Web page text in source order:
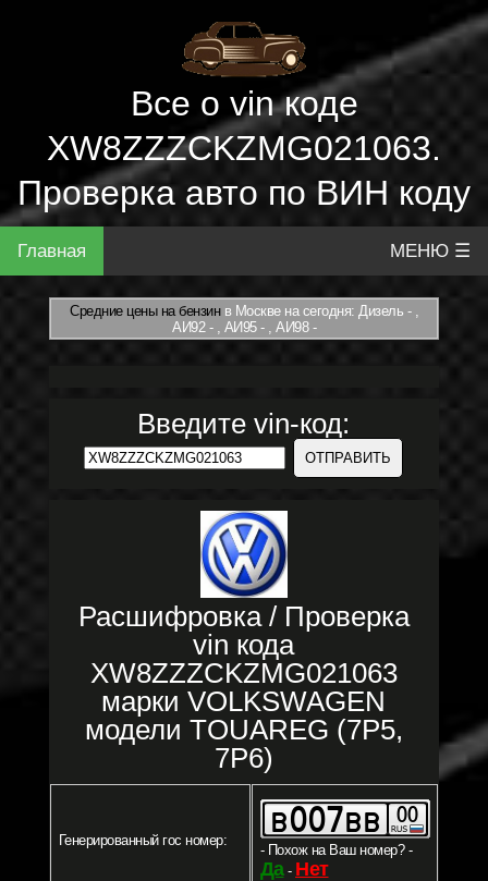
Все о vin коде
XW8ZZZCKZMG021063.
Проверка авто по ВИН коду
Главная МЕНЮ ☰
Средние цены на бензинв Москве на сегодня: Дизель - ,
АИ92 - , АИ95 - , АИ98 -
Введите vin-код:
Расшифровка / Проверка
vin кода
XW8ZZZCKZMG021063
марки VOLKSWAGEN
модели TOUAREG (7P5,
7P6)
Генерированный гос номер:
- Похож на Ваш номер? -
Да- Нет